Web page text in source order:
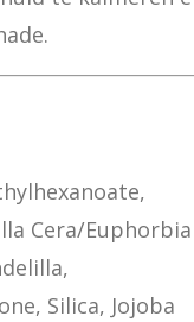
Cera/Euphorbia
Silica, Jojoba